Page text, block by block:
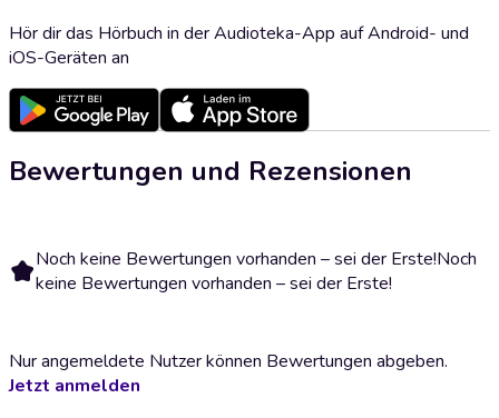
Hör dir das Hörbuch in der Audioteka-App auf Android- und
iOS-Geräten an
Bewertungen und Rezensionen
Noch keine Bewertungen vorhanden – sei der Erste!Noch
keine Bewertungen vorhanden – sei der Erste!
Nur angemeldete Nutzer können Bewertungen abgeben.
Jetzt anmelden